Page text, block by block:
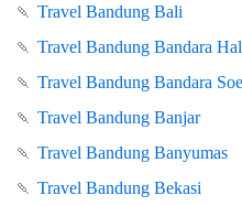
🍡 Travel Bandung Bali
🍡 Travel Bandung Bandara
🍡 Travel Bandung Bandara
🍡 Travel Bandung Banjar
🍡 Travel Bandung Banyumas
🍡 Travel Bandung Bekasi